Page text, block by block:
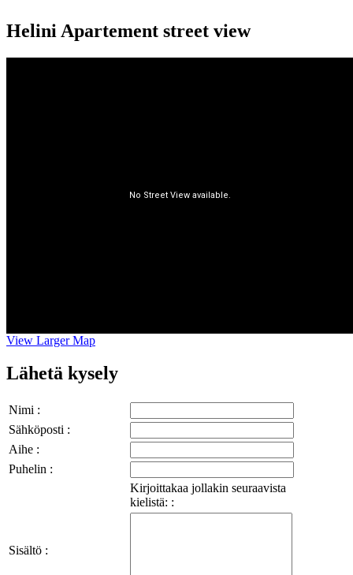
Helini Apartement street view
View Larger Map
Lähetä kysely
Nimi :
Sähköposti :
Aihe :
Puhelin :
Kirjoittakaa jollakin seuraavista
kielistä: :
Sisältö :